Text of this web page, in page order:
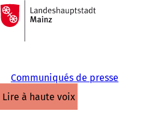
Accéder au contenu
Vers
la
page
d'accueil
Communiqués de presse
lire à haute voix